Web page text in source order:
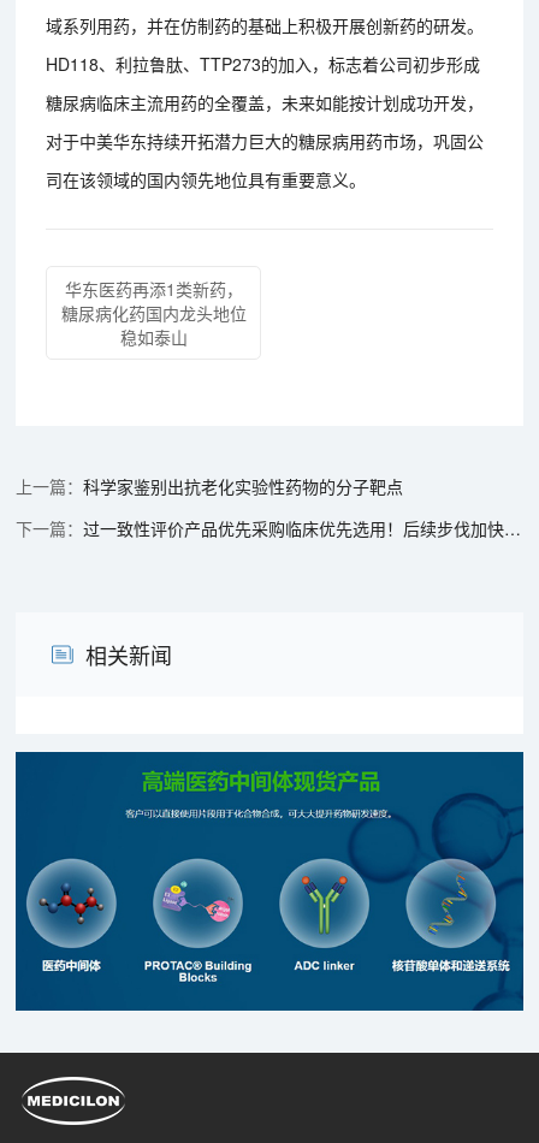
域系列用药，并在仿制药的基础上积极开展创新药的研发。
HD118、利拉鲁肽、TTP273的加入，标志着公司初步形成
糖尿病临床主流用药的全覆盖，未来如能按计划成功开发，
对于中美华东持续开拓潜力巨大的糖尿病用药市场，巩固公
司在该领域的国内领先地位具有重要意义。
华东医药再添1类新药，
糖尿病化药国内龙头地位
稳如泰山
科学家鉴别出抗老化实验性药物的分子靶点
过一致性评价产品优先采购临床优先选用！后续步伐加快，289品种能否如期通关？
相关新闻